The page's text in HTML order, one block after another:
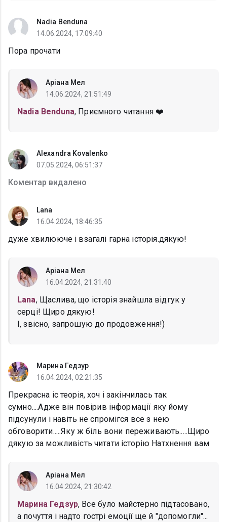
Nadia Benduna
14.06.2024, 17:09:40
Пора прочати
Аріана Мел
14.06.2024, 21:51:49
Nadia Benduna, Приємного читання ❤️
Alexandra Kovalenko
07.05.2024, 06:51:37
Коментар видалено
Lana
16.04.2024, 18:46:35
дуже хвилююче і взагалі гарна історія.дякую!
Аріана Мел
16.04.2024, 21:31:40
Lana, Щаслива, що історія знайшла відгук у
серці! Щиро дякую!
І, звісно, запрошую до продовження!)
Марина Гедзур
16.04.2024, 02:21:35
Прекрасна іс теорія, хоч і закінчилась так
сумно....Адже він повірив інформації яку йому
підсунули і навіть не спромігся все з нею
обговорити.....Яку ж біль вони переживають.....Щиро
дякую за можливість читати історію Натхнення вам
Аріана Мел
16.04.2024, 21:30:42
Марина Гедзур, Все було майстерно підтасовано,
а почуття і надто гострі емоції ще й "допомогли"...